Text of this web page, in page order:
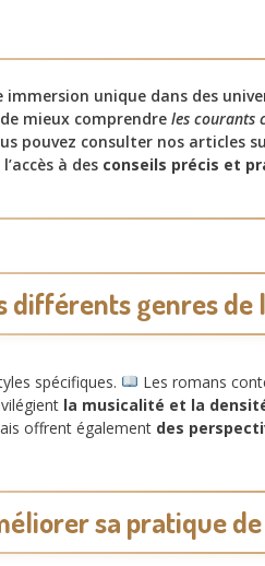
immersion unique dans des
mieux comprendre les courants
pouvez consulter nos articles
à des conseils précis et
différents genres
spécifiques. Les romans
la musicalité et la
offrent également des
sa pratique